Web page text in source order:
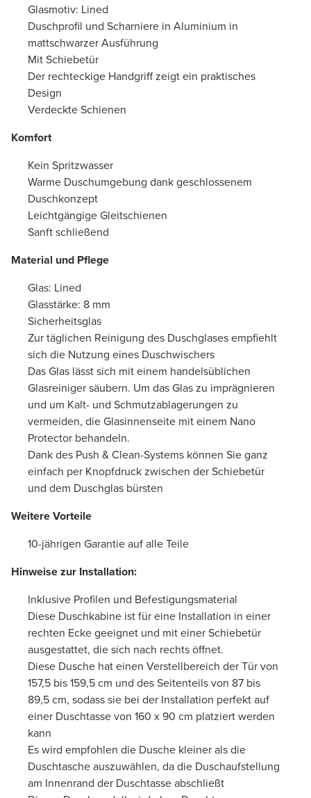
Glasmotiv: Lined
Duschprofil und Scharniere in Aluminium in
mattschwarzer Ausführung
Mit Schiebetür
Der rechteckige Handgriff zeigt ein praktisches
Design
Verdeckte Schienen
Komfort
Kein Spritzwasser
Warme Duschumgebung dank geschlossenem
Duschkonzept
Leichtgängige Gleitschienen
Sanft schließend
Material und Pflege
Glas: Lined
Glasstärke: 8 mm
Sicherheitsglas
Zur täglichen Reinigung des Duschglases empfiehlt
sich die Nutzung eines Duschwischers
Das Glas lässt sich mit einem handelsüblichen
Glasreiniger säubern. Um das Glas zu imprägnieren
und um Kalt- und Schmutzablagerungen zu
vermeiden, die Glasinnenseite mit einem Nano
Protector behandeln.
Dank des Push & Clean-Systems können Sie ganz
einfach per Knopfdruck zwischen der Schiebetür
und dem Duschglas bürsten
Weitere Vorteile
10-jährigen Garantie auf alle Teile
Hinweise zur Installation:
Inklusive Profilen und Befestigungsmaterial
Diese Duschkabine ist für eine Installation in einer
rechten Ecke geeignet und mit einer Schiebetür
ausgestattet, die sich nach rechts öffnet.
Diese Dusche hat einen Verstellbereich der Tür von
157,5 bis 159,5 cm und des Seitenteils von 87 bis
89,5 cm, sodass sie bei der Installation perfekt auf
einer Duschtasse von 160 x 90 cm platziert werden
kann
Es wird empfohlen die Dusche kleiner als die
Duschtasche auszuwählen, da die Duschaufstellung
am Innenrand der Duschtasse abschließt